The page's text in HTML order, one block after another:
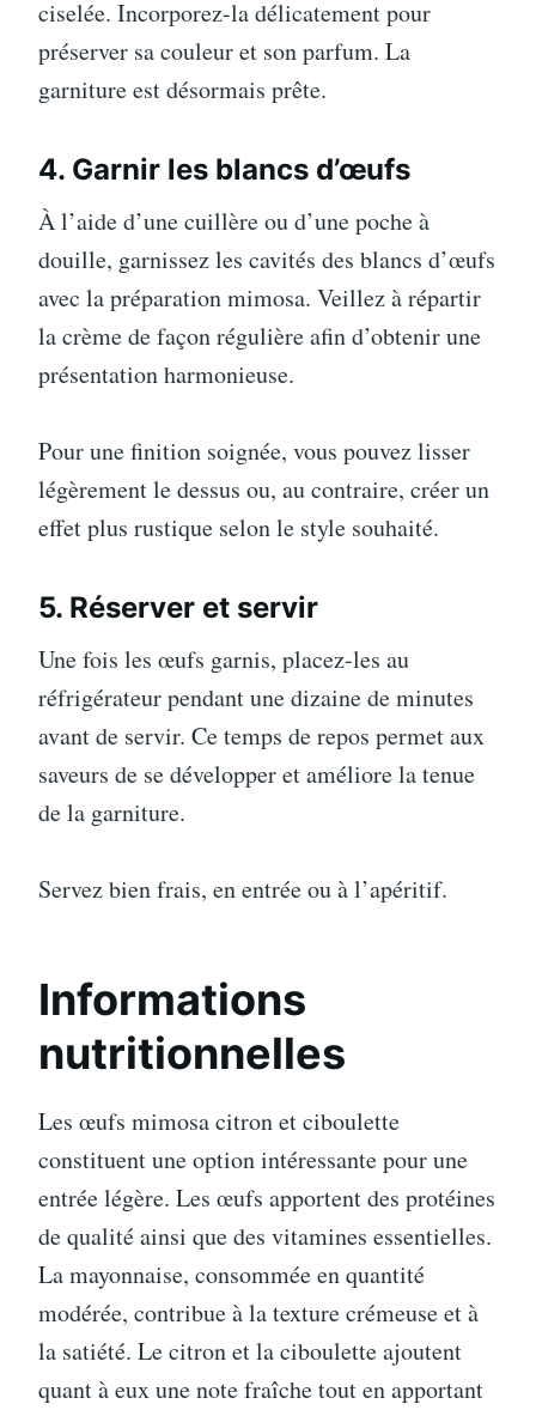
ciselée. Incorporez-la délicatement pour
préserver sa couleur et son parfum. La
garniture est désormais prête.
4. Garnir les blancs d’œufs
À l’aide d’une cuillère ou d’une poche à
douille, garnissez les cavités des blancs d’œufs
avec la préparation mimosa. Veillez à répartir
la crème de façon régulière afin d’obtenir une
présentation harmonieuse.
Pour une finition soignée, vous pouvez lisser
légèrement le dessus ou, au contraire, créer un
effet plus rustique selon le style souhaité.
5. Réserver et servir
Une fois les œufs garnis, placez-les au
réfrigérateur pendant une dizaine de minutes
avant de servir. Ce temps de repos permet aux
saveurs de se développer et améliore la tenue
de la garniture.
Servez bien frais, en entrée ou à l’apéritif.
Informations
nutritionnelles
Les œufs mimosa citron et ciboulette
constituent une option intéressante pour une
entrée légère. Les œufs apportent des protéines
de qualité ainsi que des vitamines essentielles.
La mayonnaise, consommée en quantité
modérée, contribue à la texture crémeuse et à
la satiété. Le citron et la ciboulette ajoutent
quant à eux une note fraîche tout en apportant